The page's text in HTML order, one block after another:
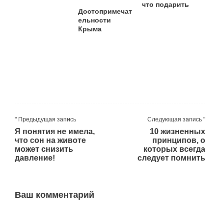
Достопримечат
ельности
Крыма
что подарить
" Предыдущая запись
Я понятия не имела,
что сон на животе
может снизить
давление!
Следующая запись "
10 жизненных
принципов, о
которых всегда
следует помнить
Ваш комментарий